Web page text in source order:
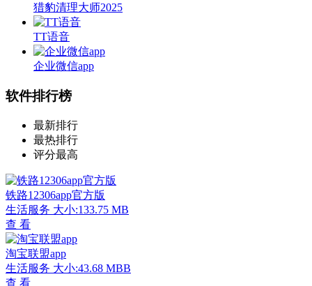
猎豹清理大师2025
TT语音
企业微信app
软件排行榜
最新排行
最热排行
评分最高
铁路12306app官方版
生活服务 大小:133.75 MB
查 看
淘宝联盟app
生活服务 大小:43.68 MBB
查 看